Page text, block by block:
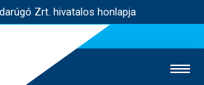
Zrt. hivatalos honlapja